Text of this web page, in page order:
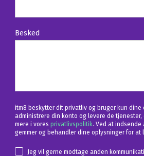
Besked
itm8 beskytter dit privatliv og bruger kun dine
administrere din konto og levere de
mere i vores privatlivspolitik. Ved at indsende
gemmer og behandler dine oplysninger for at
Jeg vil gerne modtage anden